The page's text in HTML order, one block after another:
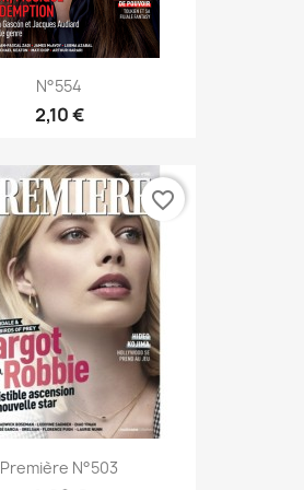
N°554
2,10 €
Première N°503
favorite_border